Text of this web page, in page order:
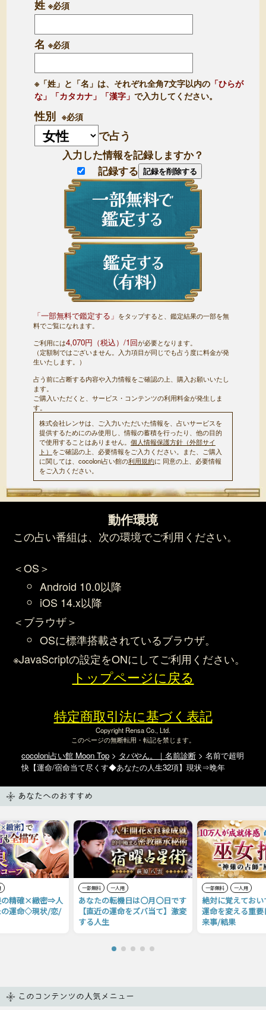
姓 ※必須
名 ※必須
※「姓」と「名」は、それぞれ全角7文字以内の 「ひらが
な」「カタカナ」「漢字」で入力してください。
性別 ※必須
で占う
入力した情報を記録しますか？
記録する 記録を削除する
「一部無料で鑑定する」 をタップすると、鑑定結果の一部を無
料でご覧になれます。
ご利用には4,070円（税込）/1回が必要となります。
（定額制ではございません。入力項目が同じでも占う度に料金が発
生いたします。）
占う前に占断する内容や入力情報をご確認の上、購入お願いいたし
ます。
ご購入いただくと、サービス・コンテンツの利用料金が発生しま
す。
株式会社レンサは、ご入力いただいた情報を、占いサービスを
提供するためにのみ使用し、情報の蓄積を行ったり、他の目的
で使用することはありません。 個人情報保護方針（外部サイ
ト） をご確認の上、必要情報をご入力ください。また、ご購入
に関しては、cocoloni占い館の利用規約に 同意の上、必要情報
をご入力ください。
動作環境
この占い番組は、次の環境でご利用ください。
＜OS＞
Android 10.0以降
iOS 14.x以降
＜ブラウザ＞
OSに標準搭載されているブラウザ。
※JavaScriptの設定をONにしてご利用ください。
トップページに戻る
特定商取引法に基づく表記
Copyright Rensa Co., Ltd.
このページの無断転用・転記を禁じます。
cocoloni占い館 Moon Top> タバやん。｜名前診断> 名前で超明
快【運命/宿命当て尽くす◆あなたの人生32項】現状⇒晩年
あなたへのおすすめ
の精確×緻密⇒人
の運命◇現状/恋/
一部無料 一人用
あなたの転機日は〇月〇日です
【直近の運命をズバ当て】激変
する人生
一部無料 一人用
絶対に覚えてお
運命を変える重
来事/結果
このコンテンツの人気メニュー